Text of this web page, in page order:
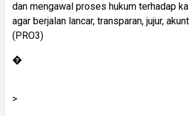
dan mengawal proses hukum terhadap
agar berjalan lancar, transparan, jujur,
(PRO3)
�
>